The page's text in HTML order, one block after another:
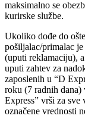
maksimalno se
kurirske službe.
Ukoliko dođe do
pošiljalac/primalac
(uputi reklamaciju),
uputi zahtev za
zaposlenih u “D
roku (7 radnih dana)
Express” vrši za
označene vrednosti